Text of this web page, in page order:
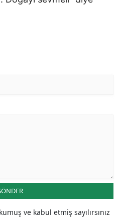
ve kabul etmiş sayılırsınız